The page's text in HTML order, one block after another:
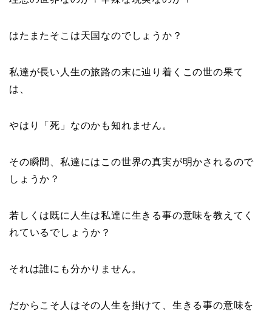
はたまたそこは天国なのでしょうか？
私達が長い人生の旅路の末に辿り着くこの世の果て
は、
やはり「死」なのかも知れません。
その瞬間、私達にはこの世界の真実が明かされるので
しょうか？
若しくは既に人生は私達に生きる事の意味を教えてく
れているでしょうか？
それは誰にも分かりません。
だからこそ人はその人生を掛けて、生きる事の意味を